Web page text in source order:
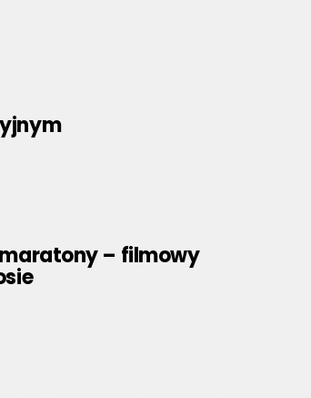
maratony – filmowy